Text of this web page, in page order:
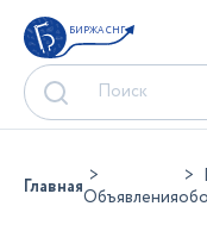
БИРЖА СНГ
ГлавнаяОбъявления